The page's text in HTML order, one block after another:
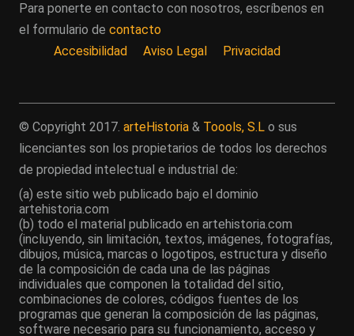
Para ponerte en contacto con nosotros, escríbenos en
el formulario de contacto
Accesibilidad
Aviso Legal Privacidad
© Copyright 2017. arteHistoria & Toools, S.L o sus
licenciantes son los propietarios de todos los derechos
de propiedad intelectual e industrial de:
(a) este sitio web publicado bajo el dominio
artehistoria.com
(b) todo el material publicado en artehistoria.com
(incluyendo, sin limitación, textos, imágenes, fotografías,
dibujos, música, marcas o logotipos, estructura y diseño
de la composición de cada una de las páginas
individuales que componen la totalidad del sitio,
combinaciones de colores, códigos fuentes de los
programas que generan la composición de las páginas,
software necesario para su funcionamiento, acceso y